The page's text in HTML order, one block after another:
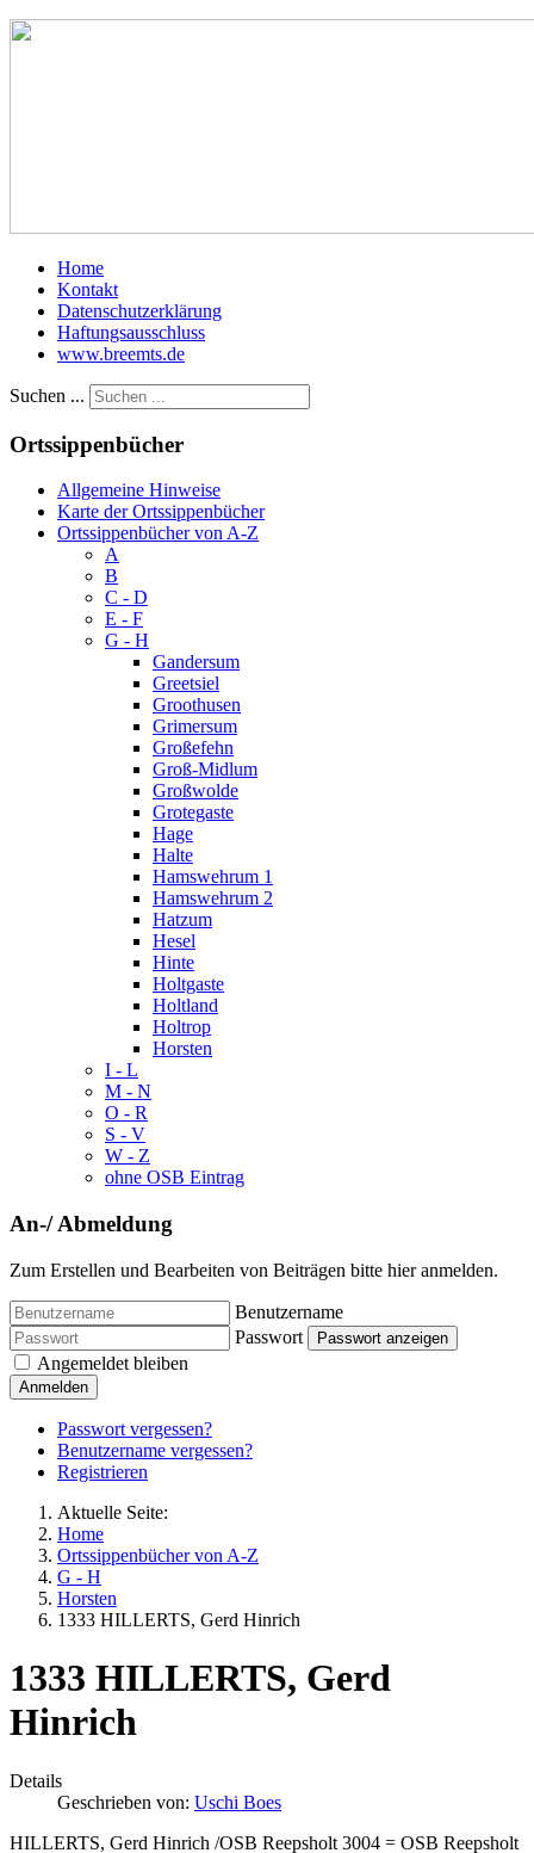
Home
Kontakt
Datenschutzerklärung
Haftungsausschluss
www.breemts.de
Suchen ...
Ortssippenbücher
Allgemeine Hinweise
Karte der Ortssippenbücher
Ortssippenbücher von A-Z
A
B
C - D
E - F
G - H
Gandersum
Greetsiel
Groothusen
Grimersum
Großefehn
Groß-Midlum
Großwolde
Grotegaste
Hage
Halte
Hamswehrum 1
Hamswehrum 2
Hatzum
Hesel
Hinte
Holtgaste
Holtland
Holtrop
Horsten
I - L
M - N
O - R
S - V
W - Z
ohne OSB Eintrag
An-/ Abmeldung
Zum Erstellen und Bearbeiten von Beiträgen bitte hier anmelden.
Benutzername
Passwort
Passwort anzeigen
Angemeldet bleiben
Anmelden
Passwort vergessen?
Benutzername vergessen?
Registrieren
Aktuelle Seite:
Home
Ortssippenbücher von A-Z
G - H
Horsten
1333 HILLERTS, Gerd Hinrich
1333 HILLERTS, Gerd
Hinrich
Details
Geschrieben von: Uschi Boes
HILLERTS, Gerd Hinrich /OSB Reepsholt 3004 = OSB Reepsholt